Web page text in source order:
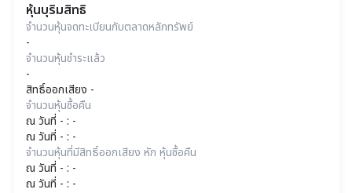
หุ้นบุริมสิทธิ
จำนวนหุ้นจดทะเบียนกับตลาดหลักทรัพย์
-
จำนวนหุ้นชำระแล้ว
-
สิทธิ์ออกเสียง -
จำนวนหุ้นซื้อคืน
ณ วันที่ - : -
ณ วันที่ - : -
จำนวนหุ้นที่มีสิทธิ์ออกเสียง หัก หุ้นซื้อคืน
ณ วันที่ - : -
ณ วันที่ - : -